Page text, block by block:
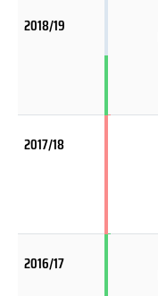
2018/19
2017/18
2016/17